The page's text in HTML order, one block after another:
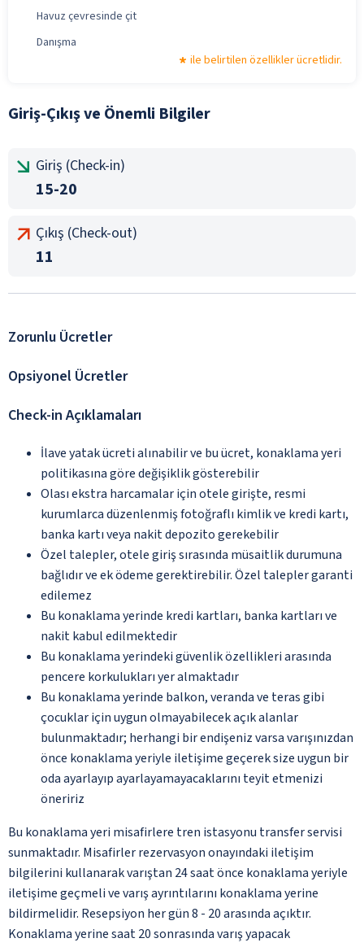
Havuz çevresinde çit
Danışma
ile belirtilen özellikler ücretlidir.
Giriş-Çıkış ve Önemli Bilgiler
Giriş (Check-in)
15-20
Çıkış (Check-out)
11
Zorunlu Ücretler
Opsiyonel Ücretler
Check-in Açıklamaları
İlave yatak ücreti alınabilir ve bu ücret, konaklama yeri
politikasına göre değişiklik gösterebilir
Olası ekstra harcamalar için otele girişte, resmi
kurumlarca düzenlenmiş fotoğraflı kimlik ve kredi kartı,
banka kartı veya nakit depozito gerekebilir
Özel talepler, otele giriş sırasında müsaitlik durumuna
bağlıdır ve ek ödeme gerektirebilir. Özel talepler garanti
edilemez
Bu konaklama yerinde kredi kartları, banka kartları ve
nakit kabul edilmektedir
Bu konaklama yerindeki güvenlik özellikleri arasında
pencere korkulukları yer almaktadır
Bu konaklama yerinde balkon, veranda ve teras gibi
çocuklar için uygun olmayabilecek açık alanlar
bulunmaktadır; herhangi bir endişeniz varsa varışınızdan
önce konaklama yeriyle iletişime geçerek size uygun bir
oda ayarlayıp ayarlayamayacaklarını teyit etmenizi
öneririz
Bu konaklama yeri misafirlere tren istasyonu transfer servisi
sunmaktadır. Misafirler rezervasyon onayındaki iletişim
bilgilerini kullanarak varıştan 24 saat önce konaklama yeriyle
iletişime geçmeli ve varış ayrıntılarını konaklama yerine
bildirmelidir. Resepsiyon her gün 8 - 20 arasında açıktır.
Konaklama yerine saat 20 sonrasında varış yapacak